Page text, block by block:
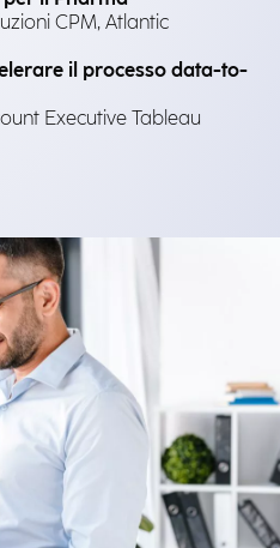
CPM, Atlantic
il processo data-to-
Executive Tableau